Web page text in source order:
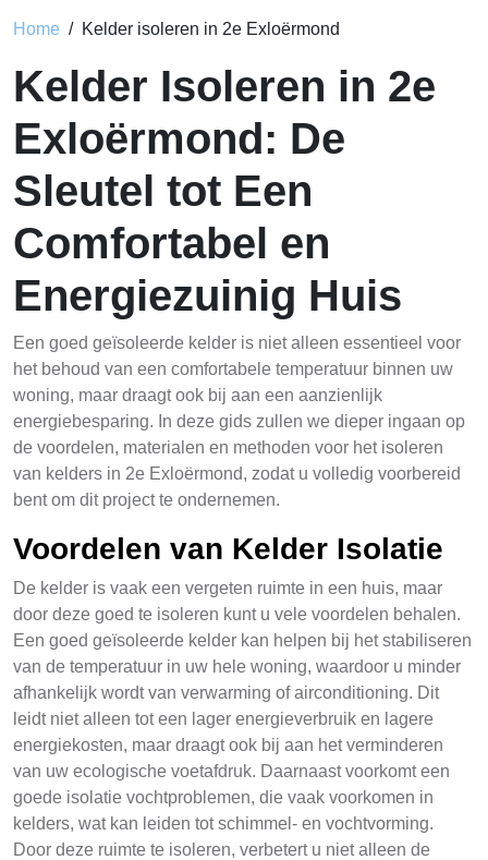
Home Kelder isoleren in 2e Exloërmond
Kelder Isoleren in 2e
Exloërmond: De
Sleutel tot Een
Comfortabel en
Energiezuinig Huis
Een goed geïsoleerde kelder is niet alleen essentieel voor
het behoud van een comfortabele temperatuur binnen uw
woning, maar draagt ook bij aan een aanzienlijk
energiebesparing. In deze gids zullen we dieper ingaan op
de voordelen, materialen en methoden voor het isoleren
van kelders in 2e Exloërmond, zodat u volledig voorbereid
bent om dit project te ondernemen.
Voordelen van Kelder Isolatie
De kelder is vaak een vergeten ruimte in een huis, maar
door deze goed te isoleren kunt u vele voordelen behalen.
Een goed geïsoleerde kelder kan helpen bij het stabiliseren
van de temperatuur in uw hele woning, waardoor u minder
afhankelijk wordt van verwarming of airconditioning. Dit
leidt niet alleen tot een lager energieverbruik en lagere
energiekosten, maar draagt ook bij aan het verminderen
van uw ecologische voetafdruk. Daarnaast voorkomt een
goede isolatie vochtproblemen, die vaak voorkomen in
kelders, wat kan leiden tot schimmel- en vochtvorming.
Door deze ruimte te isoleren, verbetert u niet alleen de